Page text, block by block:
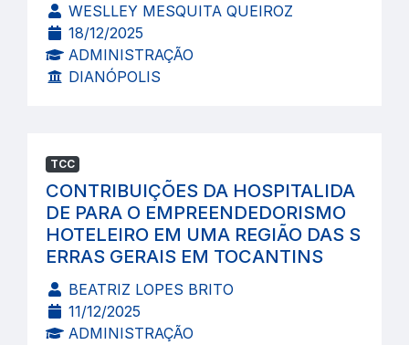
WESLLEY MESQUITA QUEIROZ
18/12/2025
ADMINISTRAÇÃO
DIANÓPOLIS
TCC
CONTRIBUIÇÕES DA HOSPITALIDA
DE PARA O EMPREENDEDORISMO
HOTELEIRO EM UMA REGIÃO DAS S
ERRAS GERAIS EM TOCANTINS
BEATRIZ LOPES BRITO
11/12/2025
ADMINISTRAÇÃO